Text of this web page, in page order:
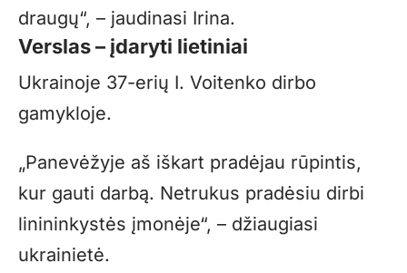
draugų“, – jaudinasi Irina.
Verslas – įdaryti lietiniai
Ukrainoje 37-erių I. Voitenko dirbo
gamykloje.
„Panevėžyje aš iškart pradėjau rūpintis,
kur gauti darbą. Netrukus pradėsiu dirbi
linininkystės įmonėje“, – džiaugiasi
ukrainietė.